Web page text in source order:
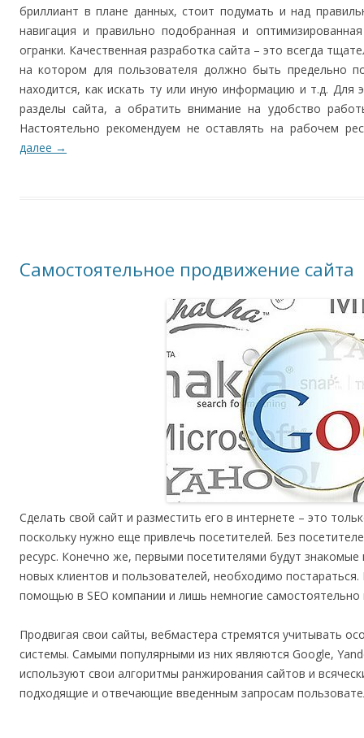
бриллиант в плане данных, стоит подумать и над
навигация и правильно подобранная и
огранки. Качественная разработка сайта – это всегда
на котором для пользователя должно быть предельно
находится, как искать ту или иную информацию и т.д. Для
разделы сайта, а обратить внимание на удобство
Настоятельно рекомендуем не оставлять на рабочем
далее →
Самостоятельное продвижение сайта
Сделать свой сайт и разместить его в интернете – это
поскольку нужно еще привлечь посетителей. Без
ресурс. Конечно же, первыми посетителями будут
новых клиентов и пользователей, необходимо
помощью в SEO компании и лишь немногие самостоятельно
Продвигая свои сайты, вебмастера стремятся учитывать
системы. Самыми популярными из них являются Google,
используют свои алгоритмы ранжирования сайтов и
подходящие и отвечающие введенным запросам